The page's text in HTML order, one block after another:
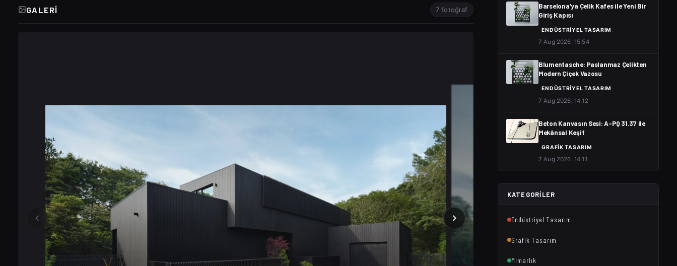
GALERI 7 fotoğraf
Barselona'ya Çelik Kafes ile Yeni Bir
Giriş Kapısı
ENDÜSTRIYEL TASARIM
7 Aug 2026, 15:54
Blumentasche: Paslanmaz Çelikten
Modern Çiçek Vazosu
ENDÜSTRIYEL TASARIM
7 Aug 2026, 14:12
Beton Kanvasın Sesi: A-PQ 31.37 ile
Mekânsal Keşif
GRAFIK TASARIM
7 Aug 2026, 14:11
KATEGORILER
Endüstriyel Tasarım
Grafik Tasarım
Mimarlık